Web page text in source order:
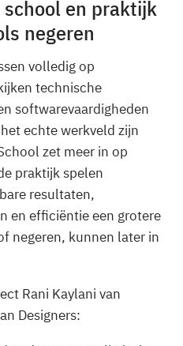
en praktijk
negeren
volledig op
technische
softwarevaardigheden
echte werkveld zijn
zet meer in op
praktijk spelen
resultaten,
en efficiëntie een grotere
negeren, kunnen later in
Rani Kaylani van
Designers: